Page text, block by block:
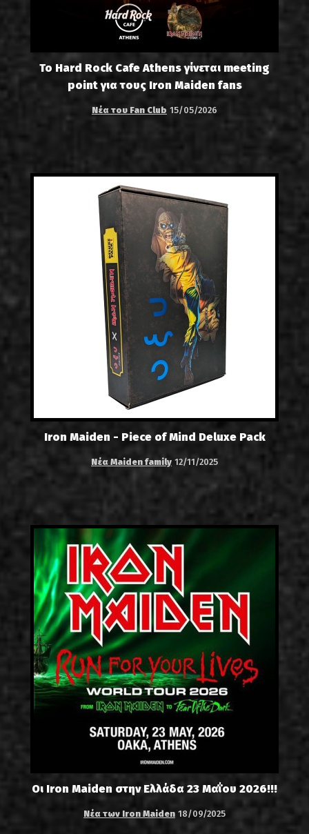
Το Hard Rock Cafe Athens γίνεται meeting
point για τους Iron Maiden fans
Νέα του Fan Club 15/05/2026
Iron Maiden - Piece of Mind Deluxe Pack
Νέα Maiden family 12/11/2025
Οι Iron Maiden στην Ελλάδα 23 Μαΐου 2026!!!
Νέα των Iron Maiden 18/09/2025